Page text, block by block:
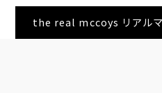
the real mccoys リアル